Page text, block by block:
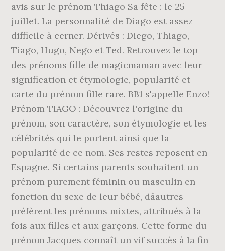
avis sur le prénom Thiago Sa fête : le 25
juillet. La personnalité de Diago est assez
difficile à cerner. Dérivés : Diego, Thiago,
Tiago, Hugo, Nego et Ted. Retrouvez le top
des prénoms fille de magicmaman avec leur
signification et étymologie, popularité et
carte du prénom fille rare. BB1 s'appelle Enzo!
Prénom TIAGO : Découvrez l'origine du
prénom, son caractère, son étymologie et les
célébrités qui le portent ainsi que la
popularité de ce nom. Ses restes reposent en
Espagne. Si certains parents souhaitent un
prénom purement féminin ou masculin en
fonction du sexe de leur bébé, dâautres
préfèrent les prénoms mixtes, attribués à la
fois aux filles et aux garçons. Cette forme du
prénom Jacques connaît un vif succès à la fin